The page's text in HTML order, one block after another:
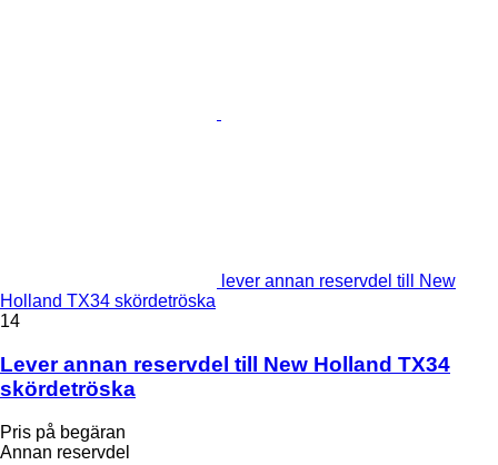
lever annan reservdel till New
Holland TX34 skördetröska
14
Lever annan reservdel till New Holland TX34
skördetröska
Pris på begäran
Annan reservdel